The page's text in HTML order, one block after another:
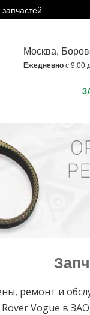
Москва,
Ежедневнос 9:00
ремонт и
Rover Vogue в